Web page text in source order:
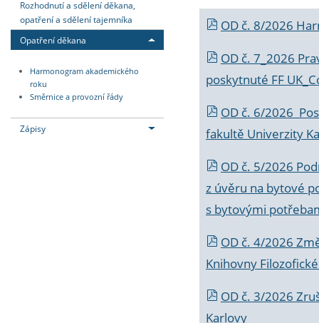
Rozhodnutí a sdělení děkana,
opatření a sdělení tajemníka
Opatření děkana
Harmonogram akademického
roku
Směrnice a provozní řády
Zápisy
OD č. 8/2026
OD č. 7_2026
poskytnuté FF
OD č. 6/2026
fakultě Univerzity
OD č. 5/2026
z úvěru na bytové
s bytovými
OD č. 4/2026
Knihovny
OD č. 3/2026
Karlovy